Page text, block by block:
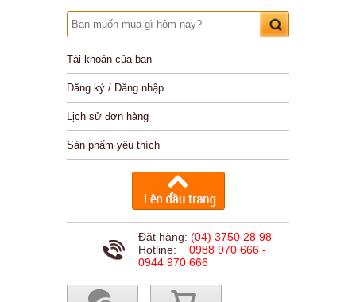
Tài khoản của bạn
Đăng ký / Đăng nhập
Lịch sử đơn hàng
Sản phẩm yêu thích
Đặt hàng: (04) 3750 28 98
Hotline: 0988 970 666 -
0944 970 666